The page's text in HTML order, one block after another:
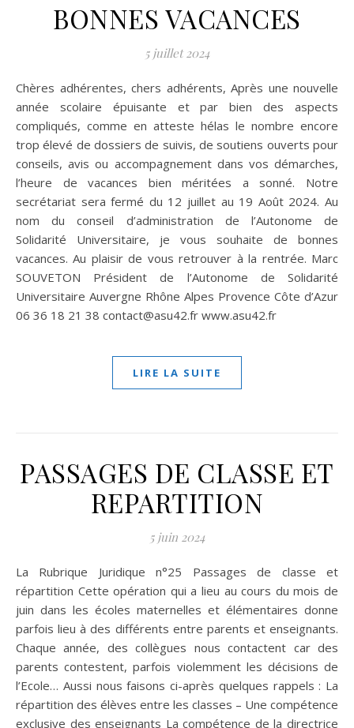
BONNES VACANCES
5 juillet 2024
Chères adhérentes, chers adhérents, Après une nouvelle
année scolaire épuisante et par bien des aspects
compliqués, comme en atteste hélas le nombre encore
trop élevé de dossiers de suivis, de soutiens ouverts pour
conseils, avis ou accompagnement dans vos démarches,
l’heure de vacances bien méritées a sonné. Notre
secrétariat sera fermé du 12 juillet au 19 Août 2024. Au
nom du conseil d’administration de l’Autonome de
Solidarité Universitaire, je vous souhaite de bonnes
vacances. Au plaisir de vous retrouver à la rentrée. Marc
SOUVETON Président de l’Autonome de Solidarité
Universitaire Auvergne Rhône Alpes Provence Côte d’Azur
06 36 18 21 38 contact@asu42.fr www.asu42.fr
LIRE LA SUITE
PASSAGES DE CLASSE ET
REPARTITION
5 juin 2024
La Rubrique Juridique n°25 Passages de classe et
répartition Cette opération qui a lieu au cours du mois de
juin dans les écoles maternelles et élémentaires donne
parfois lieu à des différents entre parents et enseignants.
Chaque année, des collègues nous contactent car des
parents contestent, parfois violemment les décisions de
l’Ecole… Aussi nous faisons ci-après quelques rappels : La
répartition des élèves entre les classes – Une compétence
exclusive des enseignants La compétence de la directrice